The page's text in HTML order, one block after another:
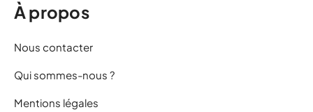
À propos
Nous contacter
Qui sommes-nous ?
Mentions légales